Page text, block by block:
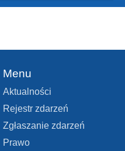
Menu
Aktualności
Rejestr zdarzeń
Zgłaszanie zdarzeń
Prawo